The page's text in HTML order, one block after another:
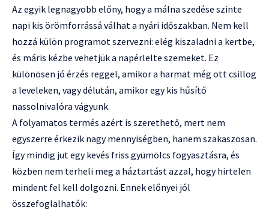
Az egyik legnagyobb előny, hogy a málna szedése szinte
napi kis örömforrássá válhat a nyári időszakban. Nem kell
hozzá külön programot szervezni: elég kiszaladni a kertbe,
és máris kézbe vehetjük a napérlelte szemeket. Ez
különösen jó érzés reggel, amikor a harmat még ott csillog
a leveleken, vagy délután, amikor egy kis hűsítő
nassolnivalóra vágyunk.
A folyamatos termés azért is szerethető, mert nem
egyszerre érkezik nagy mennyiségben, hanem szakaszosan.
Így mindig jut egy kevés friss gyümölcs fogyasztásra, és
közben nem terheli meg a háztartást azzal, hogy hirtelen
mindent fel kell dolgozni. Ennek előnyei jól
összefoglalhatók: